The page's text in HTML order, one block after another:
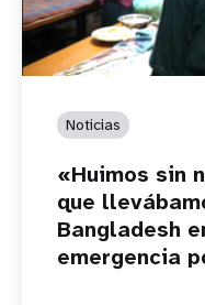
Noticias
«Huimos sin
que
Bangladesh
emergencia